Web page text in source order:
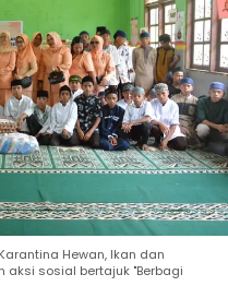
Hewan, Ikan dan
aksi sosial bertajuk "Berbagi